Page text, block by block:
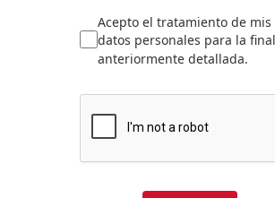
Acepto el tratamiento de mis
datos personales para la
anteriormente detallada.